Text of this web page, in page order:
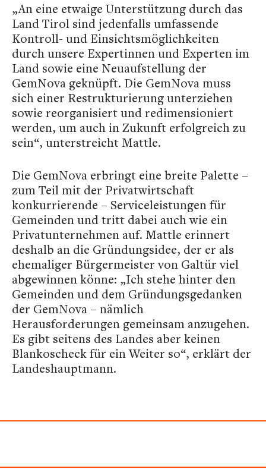
„An eine etwaige Unterstützung durch das
Land Tirol sind jedenfalls umfassende
Kontroll- und Einsichtsmöglichkeiten
durch unsere Expertinnen und Experten im
Land sowie eine Neuaufstellung der
GemNova geknüpft. Die GemNova muss
sich einer Restrukturierung unterziehen
sowie reorganisiert und redimensioniert
werden, um auch in Zukunft erfolgreich zu
sein“, unterstreicht Mattle.
Die GemNova erbringt eine breite Palette –
zum Teil mit der Privatwirtschaft
konkurrierende – Serviceleistungen für
Gemeinden und tritt dabei auch wie ein
Privatunternehmen auf. Mattle erinnert
deshalb an die Gründungsidee, der er als
ehemaliger Bürgermeister von Galtür viel
abgewinnen könne: „Ich stehe hinter den
Gemeinden und dem Gründungsgedanken
der GemNova – nämlich
Herausforderungen gemeinsam anzugehen.
Es gibt seitens des Landes aber keinen
Blankoscheck für ein Weiter so“, erklärt der
Landeshauptmann.